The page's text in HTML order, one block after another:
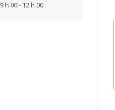
9 h 00 - 12 h 00